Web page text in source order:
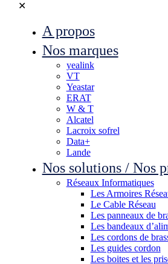
✕
A propos
Nos marques
yealink
VT
Yeastar
ERAT
W & T
Alcatel
Lacroix sofrel
Data+
Lande
Nos solutions / Nos
Réseaux Informatiques
Les Armoires
Le Cable Réseau
Les panneaux de
Les bandeaux
Les cordons de
Les guides cordon
Les boites et les